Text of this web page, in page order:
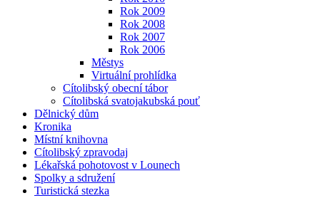
Rok 2009
Rok 2008
Rok 2007
Rok 2006
Městys
Virtuální prohlídka
Cítolibský obecní tábor
Cítolibská svatojakubská pouť
Dělnický dům
Kronika
Místní knihovna
Cítolibský zpravodaj
Lékařská pohotovost v Lounech
Spolky a sdružení
Turistická stezka